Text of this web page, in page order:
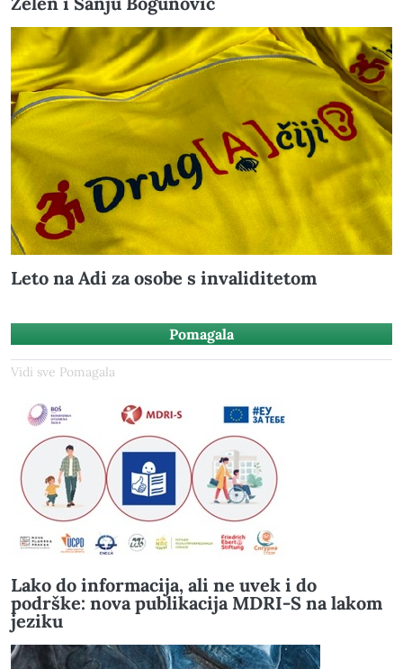
Leto na Adi za osobe s invaliditetom
Pomagala
Vidi sve Pomagala
Lako do informacija, ali ne uvek i do
podrške: nova publikacija MDRI-S na lakom
jeziku